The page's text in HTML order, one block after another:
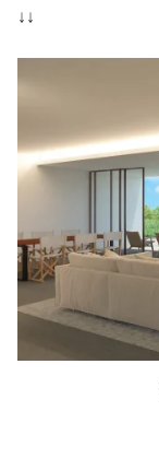
↓↓